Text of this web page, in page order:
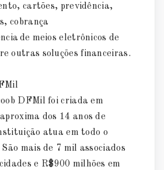
cartões, previdência,
cobrança
de meios eletrônicos de
outras soluções financeiras.
DFMil foi criada em
dos 14 anos de
atua em todo o
mais de 7 mil associados
e R$900 milhões em